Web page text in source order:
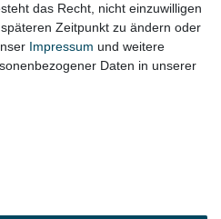
1 bis 3 Werktage
das Recht, nicht einzuwilligen
Zeitpunkt zu ändern oder
Impressum und weitere
Daten in unserer
Alle Rechte vorbehalten.